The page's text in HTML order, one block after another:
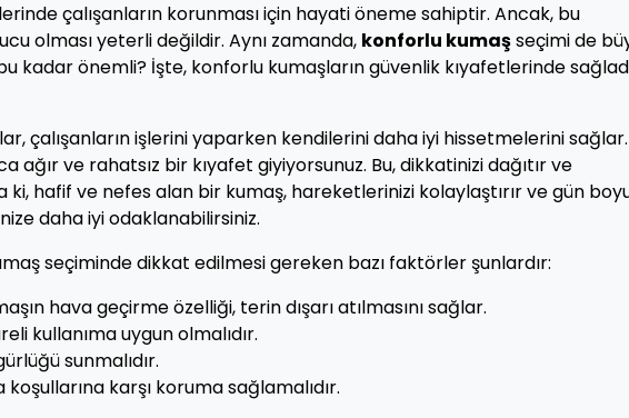
çalışanların korunması için hayati öneme sahiptir. Ancak, bu
olması yeterli değildir. Aynı zamanda, konforlu kumaşseçimi de
kadar önemli? İşte, konforlu kumaşların güvenlik kıyafetlerinde
çalışanların işlerini yaparken kendilerini daha iyi hissetmelerini sağlar.
ağır ve rahatsız bir kıyafet giyiyorsunuz. Bu, dikkatinizi dağıtır ve
ki, hafif ve nefes alan bir kumaş, hareketlerinizi kolaylaştırır ve gün
daha iyi odaklanabilirsiniz.
seçiminde dikkat edilmesi gereken bazı faktörler şunlardır:
hava geçirme özelliği, terin dışarı atılmasını sağlar.
kullanıma uygun olmalıdır.
sunmalıdır.
koşullarına karşı koruma sağlamalıdır.